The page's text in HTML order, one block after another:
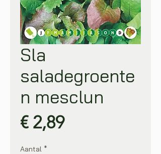
Sla
saladegroente
n mesclun
€ 2,89Prijs
Aantal *